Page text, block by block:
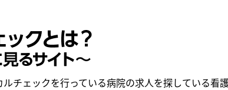
チェックを行っている病院の求人を探している看